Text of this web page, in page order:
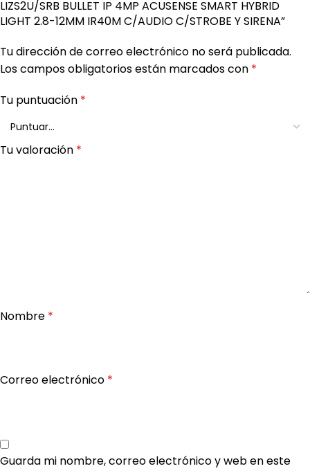
LIZS2U/SRB BULLET IP 4MP ACUSENSE SMART HYBRID
LIGHT 2.8-12MM IR40M C/AUDIO C/STROBE Y SIRENA”
Tu dirección de correo electrónico no será publicada.
Los campos obligatorios están marcados con *
Tu puntuación *
Tu valoración *
Nombre *
Correo electrónico *
Guarda mi nombre, correo electrónico y web en este